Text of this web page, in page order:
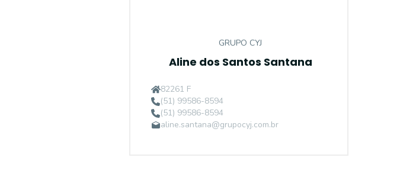
GRUPO CYJ
Aline dos Santos Santana
82261 F
(51) 99586-8594
(51) 99586-8594
aline.santana@grupocyj.com.br